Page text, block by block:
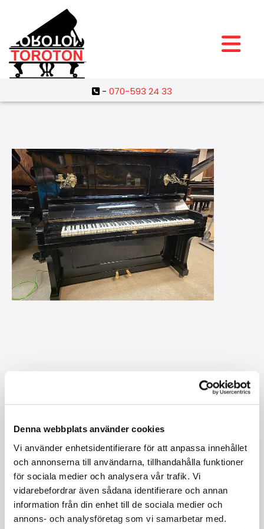
Denna webbplats använder cookies
Vi använder enhetsidentifierare för att anpassa innehållet
och annonserna till användarna, tillhandahålla funktioner
för sociala medier och analysera vår trafik. Vi
vidarebefordrar även sådana identifierare och annan
information från din enhet till de sociala medier och
annons- och analysföretag som vi samarbetar med.
- 070-593 24 33